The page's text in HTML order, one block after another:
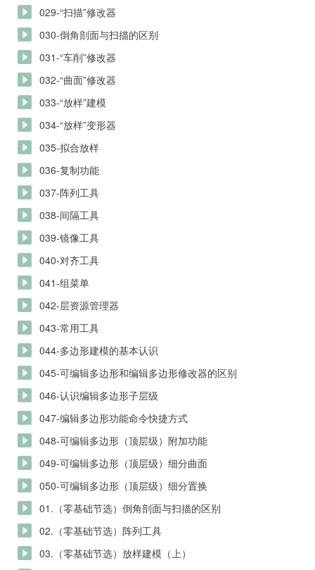
029-“扫描”修改器
030-倒角剖面与扫描的区别
031-“车削”修改器
032-“曲面”修改器
033-“放样”建模
034-“放样”变形器
035-拟合放样
036-复制功能
037-阵列工具
038-间隔工具
039-镜像工具
040-对齐工具
041-组菜单
042-层资源管理器
043-常用工具
044-多边形建模的基本认识
045-可编辑多边形和编辑多边形修改器的区别
046-认识编辑多边形子层级
047-编辑多边形功能命令快捷方式
048-可编辑多边形（顶层级）附加功能
049-可编辑多边形（顶层级）细分曲面
050-可编辑多边形（顶层级）细分置换
01.（零基础节选）倒角剖面与扫描的区别
02.（零基础节选）阵列工具
03.（零基础节选）放样建模（上）